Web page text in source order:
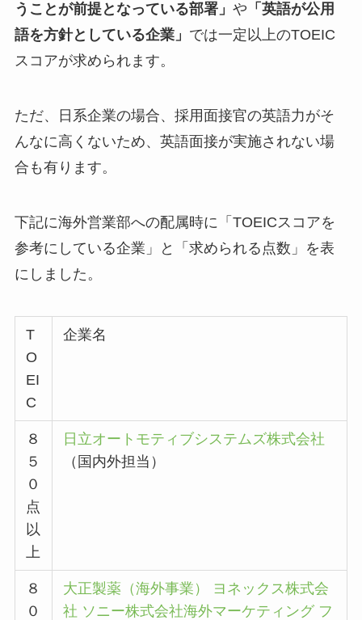
うことが前提となっている部署」 や 「英語が公用
語を方針としている企業」 では一定以上のTOEIC
スコアが求められます。
ただ、日系企業の場合、採用面接官の英語力がそ
んなに高くないため、英語面接が実施されない場
合も有ります。
下記に海外営業部への配属時に「TOEICスコアを
参考にしている企業」と「求められる点数」を表
にしました。
T
O
EI
C
企業名
８
５
０
点
以
上
日立オートモティブシステムズ株式会社
（国内外担当）
８
０
大正製薬（海外事業）
ヨネックス株式会
社 ソニー株式会社海外マーケティング フ